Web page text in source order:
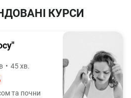
КУРСИ
• 45 хв.
та почни